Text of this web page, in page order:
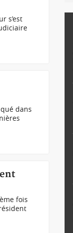
s’est
dans
fois